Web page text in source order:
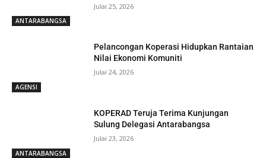
ANTARABANGSA
Julai 25, 2026
AGENSI
Pelancongan Koperasi Hidupkan Rantaian
Nilai Ekonomi Komuniti
Julai 24, 2026
ANTARABANGSA
KOPERAD Teruja Terima Kunjungan
Sulung Delegasi Antarabangsa
Julai 23, 2026